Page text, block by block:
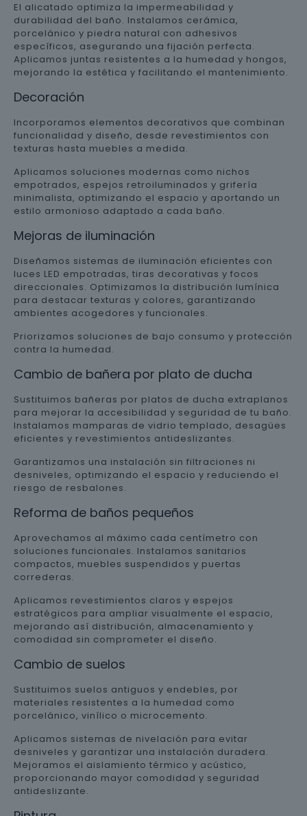
El alicatado optimiza la impermeabilidad y
durabilidad del baño. Instalamos cerámica,
porcelánico y piedra natural con adhesivos
específicos, asegurando una fijación perfecta.
Aplicamos juntas resistentes a la humedad y hongos,
mejorando la estética y facilitando el mantenimiento.
Decoración
Incorporamos elementos decorativos que combinan
funcionalidad y diseño, desde revestimientos con
texturas hasta muebles a medida.
Aplicamos soluciones modernas como nichos
empotrados, espejos retroiluminados y grifería
minimalista, optimizando el espacio y aportando un
estilo armonioso adaptado a cada baño.
Mejoras de iluminación
Diseñamos sistemas de iluminación eficientes con
luces LED empotradas, tiras decorativas y focos
direccionales. Optimizamos la distribución lumínica
para destacar texturas y colores, garantizando
ambientes acogedores y funcionales.
Priorizamos soluciones de bajo consumo y protección
contra la humedad.
Cambio de bañera por plato de ducha
Sustituimos bañeras por platos de ducha extraplanos
para mejorar la accesibilidad y seguridad de tu baño.
Instalamos mamparas de vidrio templado, desagües
eficientes y revestimientos antideslizantes.
Garantizamos una instalación sin filtraciones ni
desniveles, optimizando el espacio y reduciendo el
riesgo de resbalones.
Reforma de baños pequeños
Aprovechamos al máximo cada centímetro con
soluciones funcionales. Instalamos sanitarios
compactos, muebles suspendidos y puertas
correderas.
Aplicamos revestimientos claros y espejos
estratégicos para ampliar visualmente el espacio,
mejorando así distribución, almacenamiento y
comodidad sin comprometer el diseño.
Cambio de suelos
Sustituimos suelos antiguos y endebles, por
materiales resistentes a la humedad como
porcelánico, vinílico o microcemento.
Aplicamos sistemas de nivelación para evitar
desniveles y garantizar una instalación duradera.
Mejoramos el aislamiento térmico y acústico,
proporcionando mayor comodidad y seguridad
antideslizante.